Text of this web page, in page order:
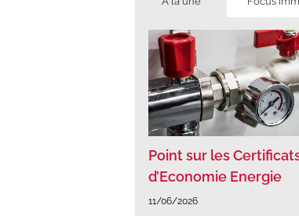
Point sur les
d’Economie Energie
11/06/2026